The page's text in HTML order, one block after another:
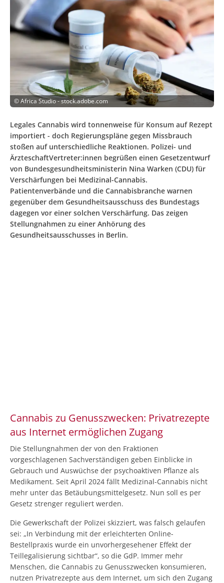
©Africa Studio - stock.adobe.com
Legales Cannabis wird tonnenweise für Konsum auf Rezept
importiert - doch Regierungspläne gegen Missbrauch
stoßen auf unterschiedliche Reaktionen. Polizei- und
ÄrzteschaftVertreter:innen begrüßen einen Gesetzentwurf
von Bundesgesundheitsministerin Nina Warken (CDU) für
Verschärfungen bei Medizinal-Cannabis.
Patientenverbände und die Cannabisbranche warnen
gegenüber dem Gesundheitsausschuss des Bundestags
dagegen vor einer solchen Verschärfung. Das zeigen
Stellungnahmen zu einer Anhörung des
Gesundheitsausschusses in Berlin.
Cannabis zu Genusszwecken: Privatrezepte
aus Internet ermöglichen Zugang
Die Stellungnahmen der von den Fraktionen
vorgeschlagenen Sachverständigen geben Einblicke in
Gebrauch und Auswüchse der psychoaktiven Pflanze als
Medikament. Seit April 2024 fällt Medizinal-Cannabis nicht
mehr unter das Betäubungsmittelgesetz. Nun soll es per
Gesetz strenger reguliert werden.
Die Gewerkschaft der Polizei skizziert, was falsch gelaufen
sei: „In Verbindung mit der erleichterten Online-
Bestellpraxis wurde ein unvorhergesehener Effekt der
Teillegalisierung sichtbar“, so die GdP. Immer mehr
Menschen, die Cannabis zu Genusszwecken konsumieren,
nutzen Privatrezepte aus dem Internet, um sich den Zugang